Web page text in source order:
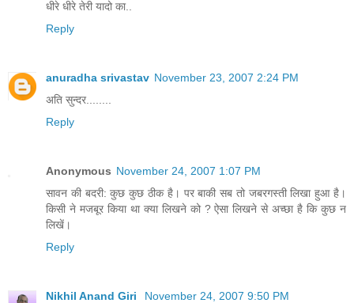
धीरे धीरे तेरी यादो का..
Reply
anuradha srivastav November 23, 2007 2:24 PM
अति सुन्दर........
Reply
Anonymous November 24, 2007 1:07 PM
सावन की बदरी: कुछ कुछ ठीक है। पर बाकी सब तो जबरगस्ती लिखा हुआ है।
किसी ने मजबूर किया था क्या लिखने को ? ऐसा लिखने से अच्छा है कि कुछ न
लिखें।
Reply
Nikhil Anand Giri
November 24, 2007 9:50 PM